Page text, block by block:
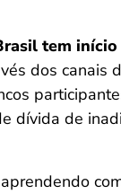
tem
dos canais
dívida de